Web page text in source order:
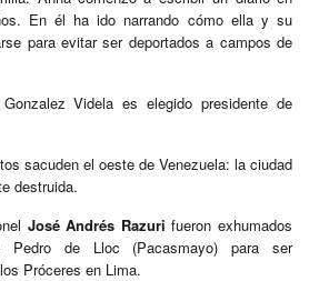
En él ha ido narrando cómo ella y su
para evitar ser deportados a campos de
Videla es elegido presidente de
sacuden el oeste de Venezuela: la ciudad
destruida.
José Andrés Razuri fueron exhumados
Pedro de Lloc (Pacasmayo) para ser
Próceres en Lima.